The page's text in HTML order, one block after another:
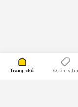
Trang chủ Quản lý tin